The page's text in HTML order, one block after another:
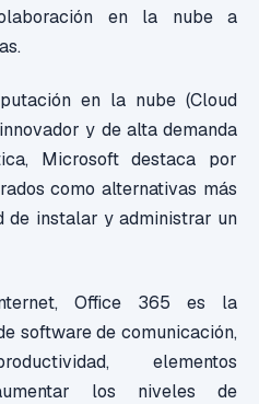
en la nube a
en la nube (Cloud
y de alta demanda
Microsoft destaca por
como alternativas más
de instalar y administrar un
Office 365 es la
software de comunicación,
elementos
los niveles de